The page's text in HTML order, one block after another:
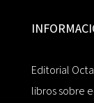
Editorial
libros sobre